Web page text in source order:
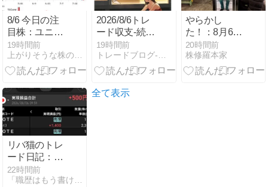
8/6 今日の注
目株：ユニチ
カ(3103)
19時間前
上がりそうな株の探し方
2026/8/6トレ
ード収支-続け
ること、辞め
ること-
19時間前
やらかし
た！：8月6日
（木）前場
20時間前
株修羅本家
リバ猫のトレ
ード日記：高
値掴みからの
生還！コツコ
22時間前
全て表示